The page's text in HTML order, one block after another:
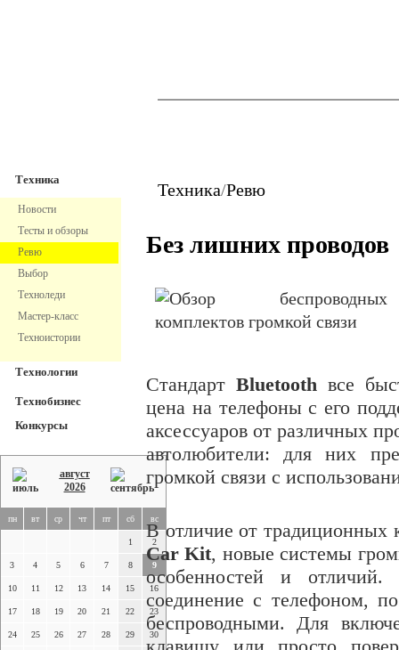
Техника
Новости
Тесты и обзоры
Ревю
Выбор
Техноледи
Мастер-класс
Техноистории
Технологии
Технобизнес
Конкурсы
август
2026
пн вт ср чт пт сб вс
1 2
3 4 5 6 7 8 9
10 11 12 13 14 15 16
17 18 19 20 21 22 23
24 25 26 27 28 29 30
Техника/Ревю
Без лишних проводов
Стандарт Bluetoothвсе
цена на телефоны с его
аксессуаров от различных
автолюбители: для них
громкой связи с
В отличие от традиционных
Car Kit, новые системы
особенностей и
соединение с телефоном,
беспроводными. Для